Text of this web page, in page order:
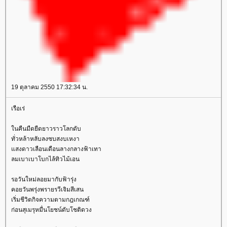
19 ตุลาคม 2550 17:32:34 น.
เรือเร่
ในคืนมืดยืดยาวราวโลกดับ
ทั่วหล้าหลับลงซบสงบเหงา
แสงดาวเลือนเดือนลางกลางฟ้าเทา
ลมเบาเบาโบกไล้ทิวไม้เอน
รอวันใหม่ลอยมากับฟ้ารุ่ง
คอยวันพรุ่งพรายรวีเจิมสีเสน
เริ่มชีวิตกิจความตามกฎเกณฑ์
ก่อนสุเมรุหมื่นโยชน์ดับโชติดวง